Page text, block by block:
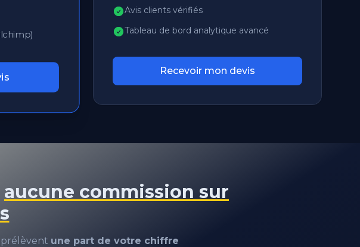
Avis clients vérifiés
Tableau de bord analytique avancé
Recevoir mon devis
aucune commission sur
prélèvent une part de votre chiffre